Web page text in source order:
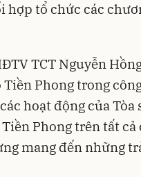
hợp tổ chức các
TCT Nguyễn
Phong trong
hoạt động của Tòa
Phong trên tất cả
mang đến những